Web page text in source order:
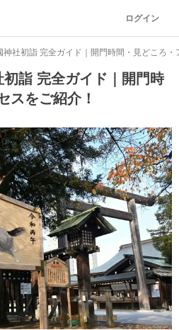
ログイン
神社初詣 完全ガイド｜開門時間・見どころ
初詣 完全ガイド｜開門時
スをご紹介！